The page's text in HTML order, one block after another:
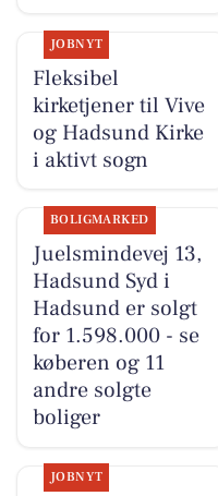
JOBNYT
Fleksibel
kirketjener til Vive
og Hadsund Kirke
i aktivt sogn
BOLIGMARKED
Juelsmindevej 13,
Hadsund Syd i
Hadsund er solgt
for 1.598.000 - se
køberen og 11
andre solgte
boliger
JOBNYT